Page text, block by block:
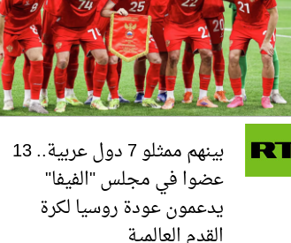
بينهم ممثلو 7 دول عربية.. 13
عضوا في مجلس "الفيفا"
يدعمون عودة روسيا لكرة